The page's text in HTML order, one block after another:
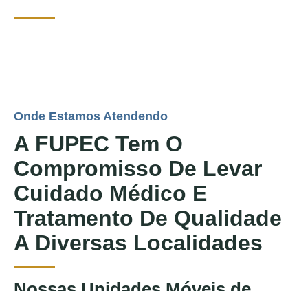
Onde Estamos Atendendo
A FUPEC Tem O
Compromisso De Levar
Cuidado Médico E
Tratamento De Qualidade
A Diversas Localidades